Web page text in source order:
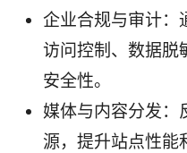
企业合规与审计：
访问控制、数据脱
安全性。
媒体与内容分发：
源，提升站点性能